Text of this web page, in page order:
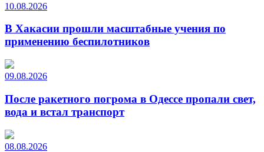
10.08.2026
В Хакасии прошли масштабные учения по
применению беспилотников
09.08.2026
После ракетного погрома в Одессе пропали свет,
вода и встал транспорт
08.08.2026